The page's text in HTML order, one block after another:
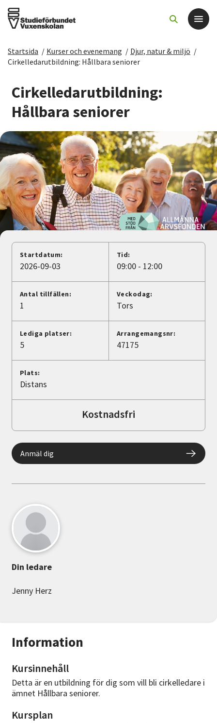
Det här gör vi
För dig som
Sök kurser och evenemang
Om SV
Starta studiecirkel
Cirkelledare
Nyheter
Avdelningar
Lyssna
Startsida / Kurser och evenemang / Djur, natur & miljö /
Cirkelledarutbildning: Hållbara seniorer
Cirkelledarutbildning:
Hållbara seniorer
Information
Kursinnehåll
Detta är en utbildning för dig som vill bli cirkelledare i
ämnet Hållbara seniorer.
Kursplan
Startdatum:
2026-09-03
Tid:
09:00 - 12:00
Antal tillfällen:
1
Veckodag:
Tors
Lediga platser:
5
Arrangemangsnr:
47175
Plats:
Distans
Kostnadsfri
Anmäl dig
Din ledare
Jenny Herz